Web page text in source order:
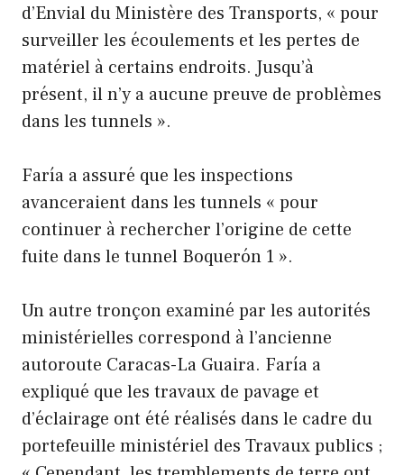
d’Envial du Ministère des Transports, « pour
surveiller les écoulements et les pertes de
matériel à certains endroits. Jusqu’à
présent, il n’y a aucune preuve de problèmes
dans les tunnels ».
Faría a assuré que les inspections
avanceraient dans les tunnels « pour
continuer à rechercher l’origine de cette
fuite dans le tunnel Boquerón 1 ».
Un autre tronçon examiné par les autorités
ministérielles correspond à l’ancienne
autoroute Caracas-La Guaira. Faría a
expliqué que les travaux de pavage et
d’éclairage ont été réalisés dans le cadre du
portefeuille ministériel des Travaux publics ;